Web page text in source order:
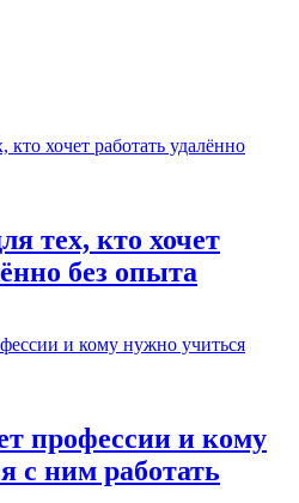
тех, кто хочет
без опыта
профессии и кому
с ним работать